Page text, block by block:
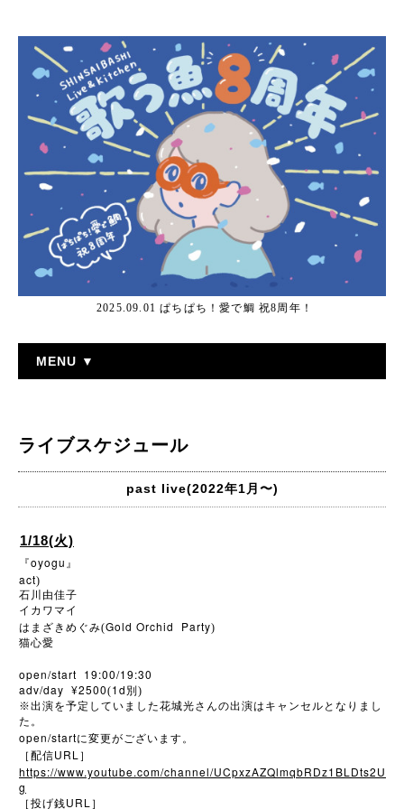
2025.09.01 ぱちぱち！愛で鯛 祝8周年！
MENU ▼
ライブスケジュール
past live(2022年1月〜)
1/18(火)
『oyogu 』
act)
石川由佳子
イカワマイ
はまざきめぐみ(Gold Orchid Party)
猫心愛
open/start 19:00/19:30
adv/day ¥2500(1d 別)
※出演を予定していました花城光さんの出演はキャンセルとなりまし
た。
open/startに変更がございます。
［配信URL ］
https://www.youtube.com/channel/UCpxzAZQlmqbRDz1BLDts2U
g
［投げ銭URL ］